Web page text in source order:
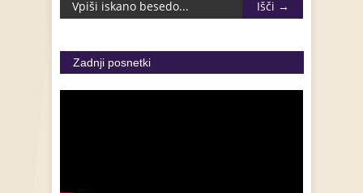
Zadnji posnetki